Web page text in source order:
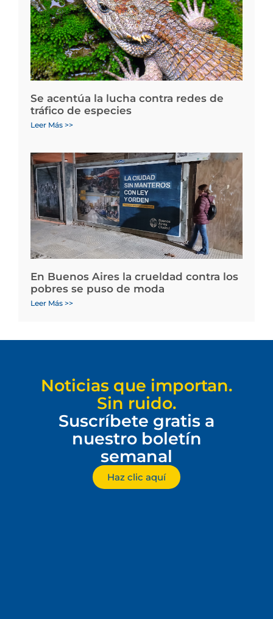
Se acentúa la lucha contra redes de
tráfico de especies
Leer Más >>
En Buenos Aires la crueldad contra los
pobres se puso de moda
Leer Más >>
Noticias que importan.
Sin ruido.
Suscríbete gratis a
nuestro boletín
semanal
Haz clic aquí